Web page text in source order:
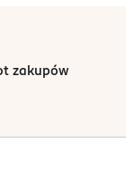
zakupów